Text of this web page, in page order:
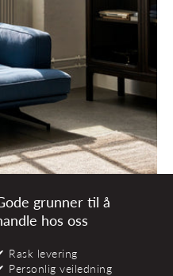
grunner til å
hos oss
Rask levering
Personlig veiledning